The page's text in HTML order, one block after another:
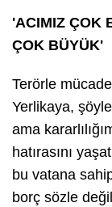
'ACIMIZ ÇOK
ÇOK BÜYÜK'
Terörle
Yerlikaya,
ama
hatırasını
bu vatana
borç sözle